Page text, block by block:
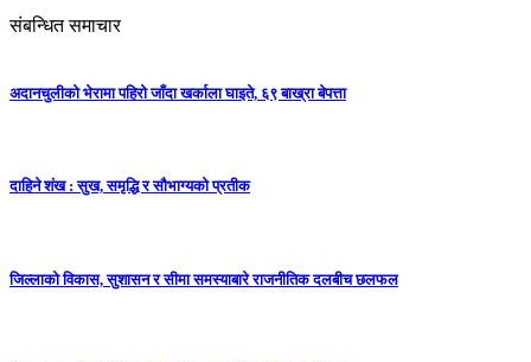
संबन्धित समाचार
अदानचुलीको भेरामा पहिरो जाँदा खर्काला घाइते, ६९ बाख्रा बेपत्ता
दाहिने शंख : सुख, समृद्धि र सौभाग्यको प्रतीक
जिल्लाको विकास, सुशासन र सीमा समस्याबारे राजनीतिक दलबीच छलफल